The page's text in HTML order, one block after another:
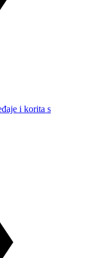
i korita s